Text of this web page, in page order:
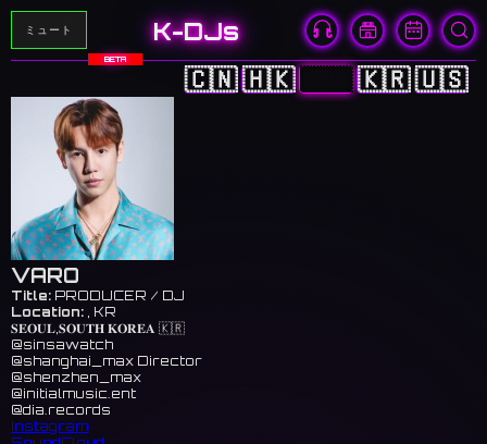
ミュート K-DJs
BETA
🇨🇳🇭🇰🇯🇵 🇰🇷🇺🇸
VARO
Title: PRODUCER / DJ
Location: , KR
𝐒𝐄𝐎𝐔𝐋,𝐒𝐎𝐔𝐓𝐇 𝐊𝐎𝐑𝐄𝐀 🇰🇷
@sinsawatch
@shanghai_max Director
@shenzhen_max
@initialmusic.ent
@dia.records
Instagram